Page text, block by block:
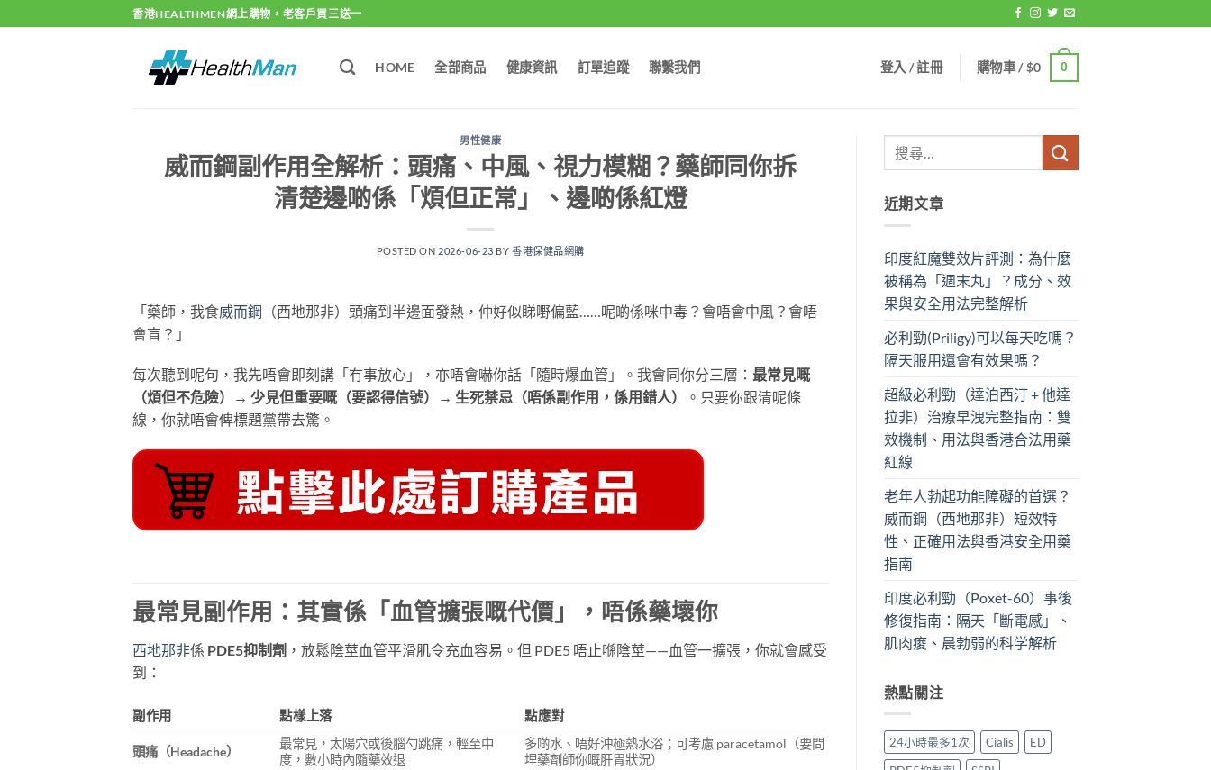
to
香港HEALTHMEN網上購物，老客戶買三送一
HOME 全部商品 健康資訊 訂單追蹤 聯繫我們 登入 / 註冊 購物車 /$0 0
男性健康
威而鋼副作用全解析：頭痛、中風、視力模糊？藥師同你拆
清楚邊啲係「煩但正常」、邊啲係紅燈
POSTED ON 2026-06-23 BY香港保健品網購
「藥師，我食威而鋼 （西地那非）頭痛到半邊面發熱，仲好似睇嘢偏藍……呢啲係咪中毒？會唔會中風？會唔
會盲？」
每次聽到呢句，我先唔會即刻講「冇事放心」，亦唔會嚇你話「隨時爆血管」。我會同你分三層： 最常見嘅
（煩但不危險）→ 少見但重要嘅（要認得信號）→ 生死禁忌（唔係副作用，係用錯人）
。只要你跟清呢條
線，你就唔會俾標題黨帶去驚。
最常見副作用：其實係「血管擴張嘅代價」，唔係藥壞你
西地那非係 PDE5抑制劑 ，放鬆陰莖血管平滑肌令充血容易。但 PDE5 唔止喺陰莖——血管一擴張，你就會感受
到：
副作用 點樣上落 點應對
頭痛（Headache）
最常見，太陽穴或後腦勺跳痛，輕至中
度，數小時內隨藥效退
多啲水、唔好沖極熱水浴；可考慮 paracetamol（要問
埋藥劑師你嘅肝胃狀況）
近期文章
印度紅魔雙效片評測：為什麼
被稱為「週末丸」？成分、效
果與安全用法完整解析
必利勁(Priligy)可以每天吃嗎？
隔天服用還會有效果嗎？
超級必利勁（達泊西汀 + 他達
拉非）治療早洩完整指南：雙
效機制、用法與香港合法用藥
紅線
老年人勃起功能障礙的首選？
威而鋼（西地那非）短效特
性、正確用法與香港安全用藥
指南
印度必利勁（Poxet-60）事後
修復指南：隔天「斷電感」、
肌肉痠、晨勃弱的科学解析
熱點關注
24小時最多1次 Cialis
ED